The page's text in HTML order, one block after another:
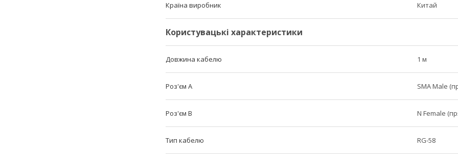
Країна виробник Китай
Користувацькі характеристики
Довжина кабелю 1 м
Роз'єм A SMA Male
Роз'єм B N Female
Тип кабелю RG-58